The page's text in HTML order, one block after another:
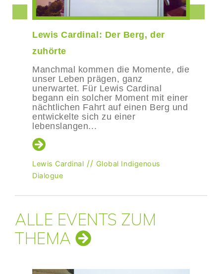
namentlich bei der Leitung der
Aussenbeziehungen des IKRK, der
Vertretung des IKRK auf
internationaler Ebene und – in enger
Generaldirektion – bei der Führung der
humanitären Diplomatie des IKRK.
Lewis Cardinal: Der Berg, der
zuhörte
Manchmal kommen die Momente, die
unser Leben prägen, ganz
unerwartet. Für Lewis Cardinal
begann ein solcher Moment mit einer
nächtlichen Fahrt auf einen Berg und
entwickelte sich zu einer
lebenslangen...
Lewis Cardinal // Global Indigenous
Dialogue
ALLE EVENTS ZUM
THEMA